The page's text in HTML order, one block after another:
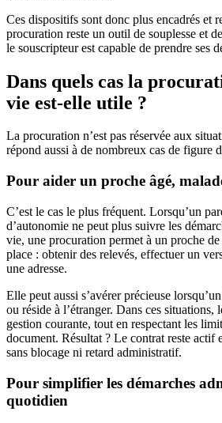
Ces dispositifs sont donc plus encadrés et
procuration reste un outil de souplesse et
le souscripteur est capable de prendre ses
Dans quels cas la
vie est-elle utile ?
La procuration n’est pas réservée aux
répond aussi à de nombreux cas de figure
Pour aider un proche âgé,
C’est le cas le plus fréquent. Lorsqu’un
d’autonomie ne peut plus suivre les
vie, une procuration permet à un proche de
place : obtenir des relevés, effectuer un
une adresse.
Elle peut aussi s’avérer précieuse
ou réside à l’étranger. Dans ces situations,
gestion courante, tout en respectant les
document. Résultat ? Le contrat reste actif
sans blocage ni retard administratif.
Pour simplifier les démarches
quotidien